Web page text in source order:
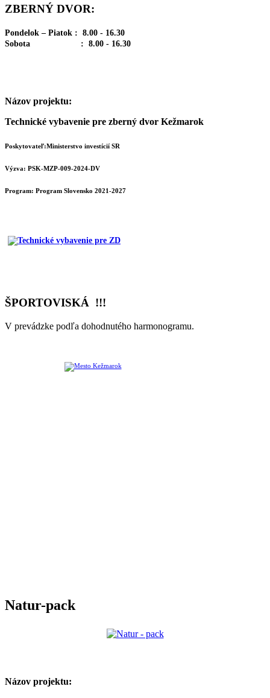
ZBERNÝ DVOR:
Pondelok – Piatok : 8.00 - 16.30
Sobota : 8.00 - 16.30
Názov projektu:
Technické vybavenie pre zberný dvor Kežmarok
Poskytovateľ:Ministerstvo investícií SR
Výzva: PSK-MZP-009-2024-DV
Program: Program Slovensko 2021-2027
ŠPORTOVISKÁ !!!
V prevádzke podľa dohodnutého harmonogramu.
Natur-pack
Názov projektu: